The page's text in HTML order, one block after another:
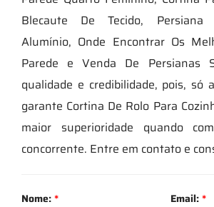
Blecaute De Tecido, Persiana
Alumínio, Onde Encontrar Os
Parede e Venda De Persianas
qualidade e credibilidade, pois, só
garante Cortina De Rolo Para
maior superioridade quando
concorrente. Entre em contato e
Nome:* Email:*